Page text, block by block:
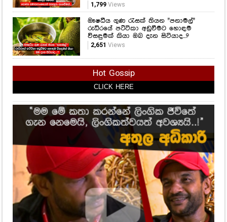
1,799Views
ඖෂධීය ගුණ රැසක් තියන "පනාමල්"
රුධිරයේ පට්ටිකා අඩුවීමට හොඳම
විසඳුමක් කියා ඔබ දැන සිටියාද...?
2,651 Views
Hot Gossip
CLICK HERE